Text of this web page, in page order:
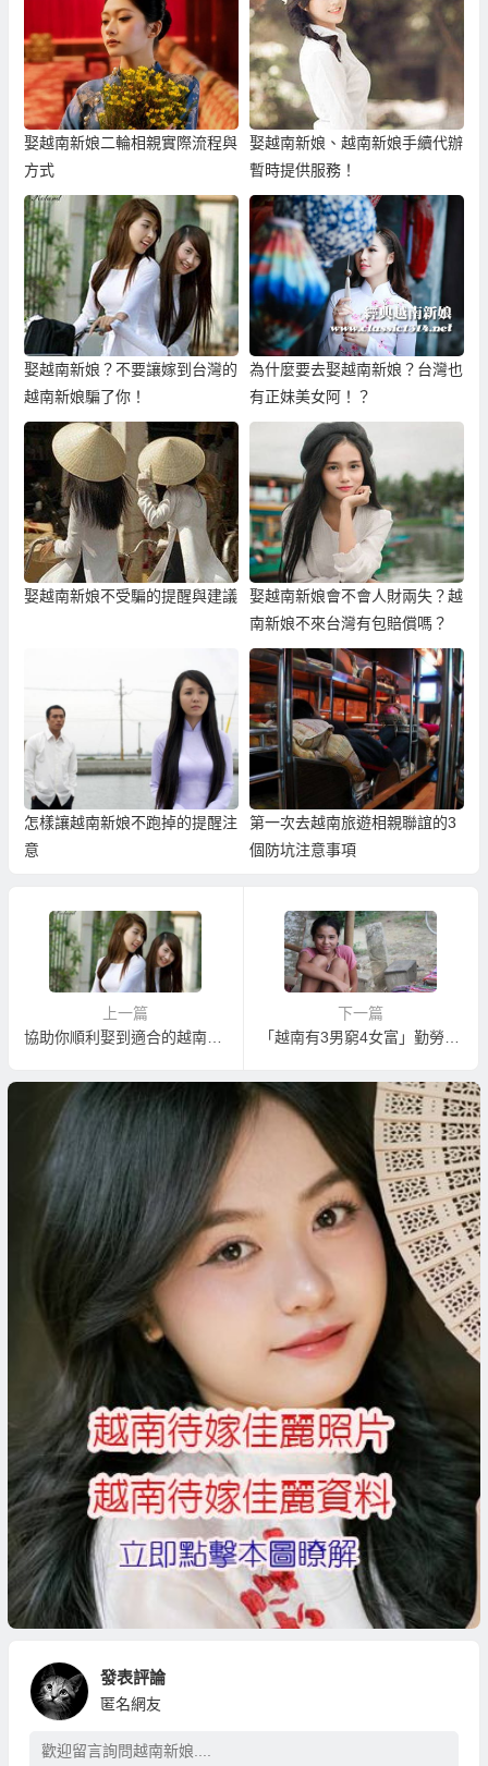
娶越南新娘二輪相親實際流程與
方式
娶越南新娘、越南新娘手續代辦
暫時提供服務！
娶越南新娘？不要讓嫁到台灣的
越南新娘騙了你！
為什麼要去娶越南新娘？台灣也
有正妹美女阿！？
娶越南新娘不受騙的提醒與建議
娶越南新娘會不會人財兩失？越
南新娘不來台灣有包賠償嗎？
怎樣讓越南新娘不跑掉的提醒注
意
第一次去越南旅遊相親聯誼的3
個防坑注意事項
上一篇
協助你順利娶到適合的越南新娘
下一篇
發表評論
匿名網友